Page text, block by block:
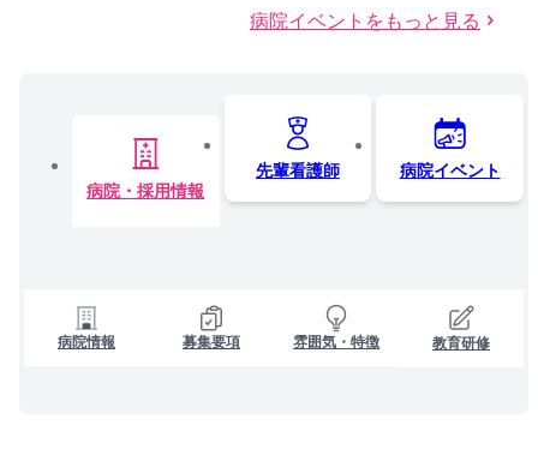
病院イベントをもっと見る
病院・採用情報
先輩看護師 病院イベント
病院情報 募集要項 雰囲気・特徴 教育研修